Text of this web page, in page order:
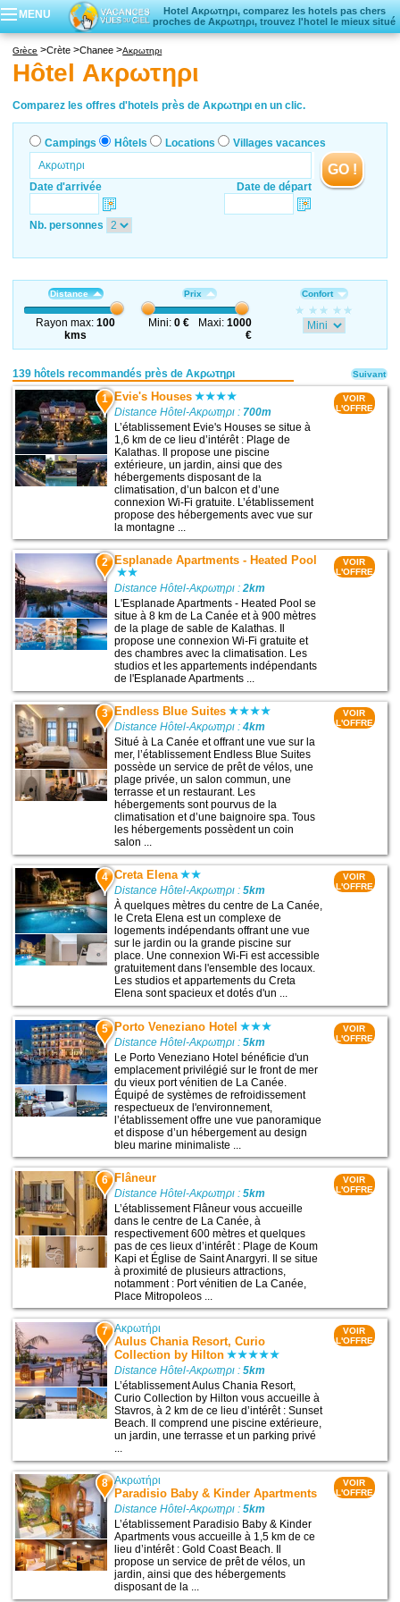
MENU
Hotel Ακρωτηρι, comparez les hotels pas chers
proches de Ακρωτηρι, trouvez l'hotel le mieux situé
Locations vacances
Villages vacances
Grèce Crète Chanee Ακρωτηρι
Hôtel Ακρωτηρι
Comparez les offres d'hotels près de Ακρωτηρι en un clic.
Campings Hôtels Locations Villages vacances
Date d'arrivée Date de départ
GO !
Nb. personnes
Distance
Rayon max:100
kms
Prix
Mini: 0 € Maxi:1000
€
Confort
139 hôtels recommandés près de Ακρωτηρι
1 Evie's Houses
Distance Hôtel-Ακρωτηρι : 700m
L’établissement Evie's Houses se situe à
1,6 km de ce lieu d’intérêt : Plage de
Kalathas. Il propose une piscine
extérieure, un jardin, ainsi que des
hébergements disposant de la
climatisation, d’un balcon et d’une
connexion Wi-Fi gratuite. L’établissement
propose des hébergements avec vue sur
la montagne ...
VOIR
L'OFFRE
2 Esplanade Apartments - Heated Pool
Distance Hôtel-Ακρωτηρι :2km
L'Esplanade Apartments - Heated Pool se
situe à 8 km de La Canée et à 900 mètres
de la plage de sable de Kalathas. Il
propose une connexion Wi-Fi gratuite et
des chambres avec la climatisation. Les
studios et les appartements indépendants
de l'Esplanade Apartments ...
VOIR
L'OFFRE
3 Endless Blue Suites
Distance Hôtel-Ακρωτηρι :4km
Situé à La Canée et offrant une vue sur la
mer, l’établissement Endless Blue Suites
possède un service de prêt de vélos, une
plage privée, un salon commun, une
terrasse et un restaurant. Les
hébergements sont pourvus de la
climatisation et d’une baignoire spa. Tous
les hébergements possèdent un coin
salon ...
VOIR
L'OFFRE
4 Creta Elena
Distance Hôtel-Ακρωτηρι :5km
À quelques mètres du centre de La Canée,
le Creta Elena est un complexe de
logements indépendants offrant une vue
sur le jardin ou la grande piscine sur
place. Une connexion Wi-Fi est accessible
gratuitement dans l'ensemble des locaux.
Les studios et appartements du Creta
Elena sont spacieux et dotés d'un ...
VOIR
L'OFFRE
5 Porto Veneziano Hotel
Distance Hôtel-Ακρωτηρι :5km
Le Porto Veneziano Hotel bénéficie d'un
emplacement privilégié sur le front de mer
du vieux port vénitien de La Canée.
Équipé de systèmes de refroidissement
respectueux de l'environnement,
l’établissement offre une vue panoramique
et dispose d’un hébergement au design
bleu marine minimaliste ...
VOIR
L'OFFRE
6 Flâneur
Distance Hôtel-Ακρωτηρι :5km
L’établissement Flâneur vous accueille
dans le centre de La Canée, à
respectivement 600 mètres et quelques
pas de ces lieux d’intérêt : Plage de Koum
Kapi et Église de Saint Anargyri. Il se situe
à proximité de plusieurs attractions,
notamment : Port vénitien de La Canée,
Place Mitropoleos ...
VOIR
L'OFFRE
7 Ακρωτήρι
Aulus Chania Resort, Curio
Collection by Hilton
Distance Hôtel-Ακρωτηρι :5km
L’établissement Aulus Chania Resort,
Curio Collection by Hilton vous accueille à
Stavros, à 2 km de ce lieu d’intérêt : Sunset
Beach. Il comprend une piscine extérieure,
un jardin, une terrasse et un parking privé
...
VOIR
L'OFFRE
8 Ακρωτήρι
Paradisio Baby & Kinder Apartments
Distance Hôtel-Ακρωτηρι :5km
L’établissement Paradisio Baby & Kinder
Apartments vous accueille à 1,5 km de ce
lieu d’intérêt : Gold Coast Beach. Il
propose un service de prêt de vélos, un
jardin, ainsi que des hébergements
disposant de la ...
VOIR
L'OFFRE
Suivant